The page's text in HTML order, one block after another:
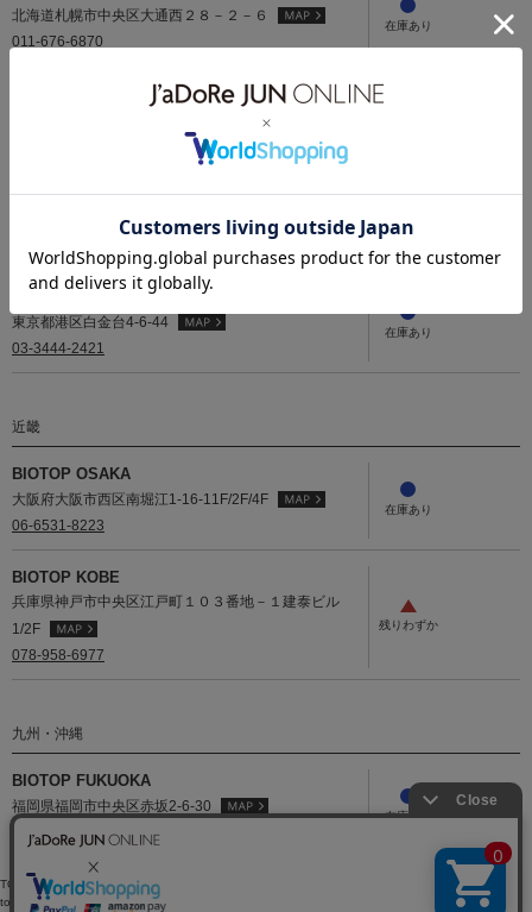
北海道札幌市中央区大通西２８－２－６
011-676-6870
東京都港区南青山6-1-3コレッツィオーネ2F-4
BIOTOP SHIROKANEDAI
東京都港区白金台4-6-44
03-3444-2421
近畿
BIOTOP OSAKA
大阪府大阪市西区南堀江1-16-11F/2F/4F
06-6531-8223
BIOTOP KOBE
兵庫県神戸市中央区江戸町１０３番地－１建泰ビル
1/2F
078-958-6977
九州・沖縄
BIOTOP FUKUOKA
福岡県福岡市中央区赤坂2-6-30
092-751-7061
TOP >BIOTOP>アンダーウェア
【ё BIOTOP】V neck bra
top
> 店舗在庫